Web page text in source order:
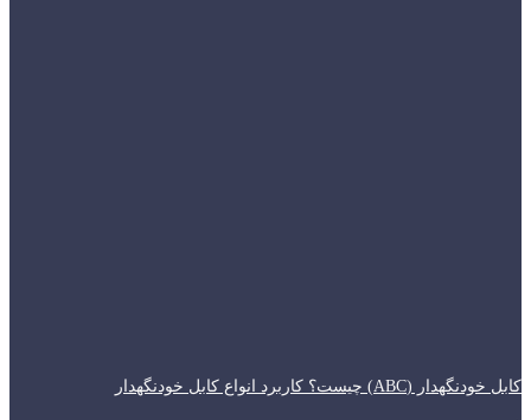
کابل خودنگهدار (ABC) چیست؟ کاربرد انواع کابل خودنگهدار